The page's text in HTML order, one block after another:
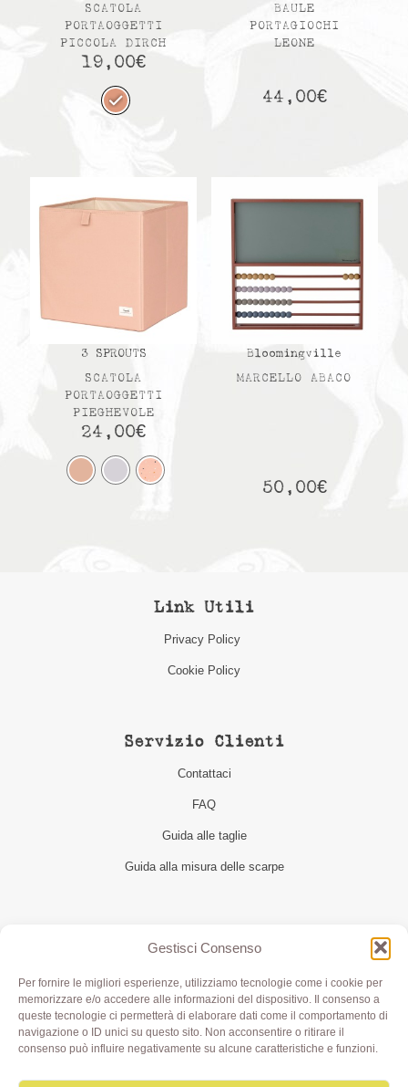
Gestisci Consenso
Per fornire le migliori esperienze, utilizziamo tecnologie come i cookie per
memorizzare e/o accedere alle informazioni del dispositivo. Il consenso a
queste tecnologie ci permetterà di elaborare dati come il comportamento di
navigazione o ID unici su questo sito. Non acconsentire o ritirare il
consenso può influire negativamente su alcune caratteristiche e funzioni.
SCATOLA
PORTAOGGETTI
PICCOLA DIRCH
19,00€
BAULE
PORTAGIOCHI
LEONE
44,00€
3 SPROUTS
SCATOLA
PORTAOGGETTI
PIEGHEVOLE
24,00€
Bloomingville
MARCELLO ABACO
50,00€
Link Utili
Privacy Policy
Cookie Policy
Servizio Clienti
Contattaci
FAQ
Guida alle taglie
Guida alla misura delle scarpe
Seguici